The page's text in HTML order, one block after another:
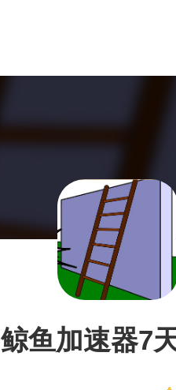
鲸鱼加速器7